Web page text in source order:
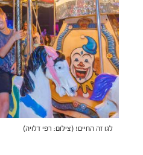
לגו זה החיים! (צילום: רפי דלויה)